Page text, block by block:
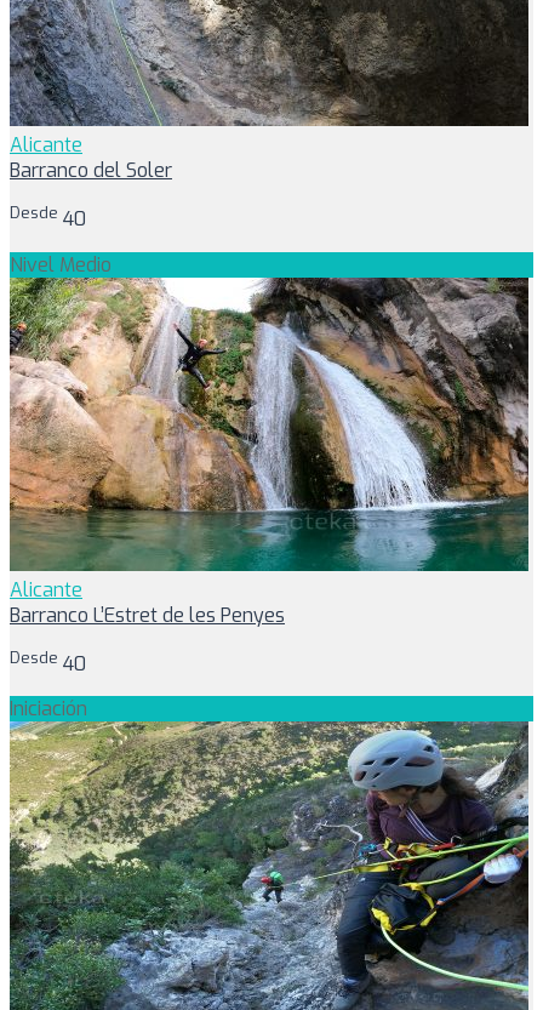
Alicante
Barranco del Soler
Desde 40
Nivel Medio
Alicante
Barranco L’Estret de les Penyes
Desde 40
Iniciación